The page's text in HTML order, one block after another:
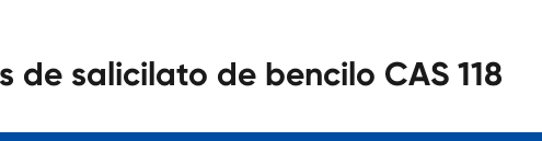
de salicilato de bencilo CAS 118